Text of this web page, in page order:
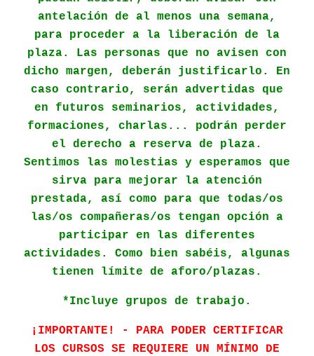
antelación de al menos una semana,
para proceder a la liberación de la
plaza. Las personas que no avisen con
dicho margen, deberán justificarlo. En
caso contrario, serán advertidas que
en futuros seminarios, actividades,
formaciones, charlas... podrán perder
el derecho a reserva de plaza.
Sentimos las molestias y esperamos que
sirva para mejorar la atención
prestada, así como para que todas/os
las/os compañeras/os tengan opción a
participar en las diferentes
actividades. Como bien sabéis, algunas
tienen límite de aforo/plazas.
*Incluye grupos de trabajo.
¡IMPORTANTE! - PARA PODER CERTIFICAR
LOS CURSOS SE REQUIERE UN MÍNIMO DE